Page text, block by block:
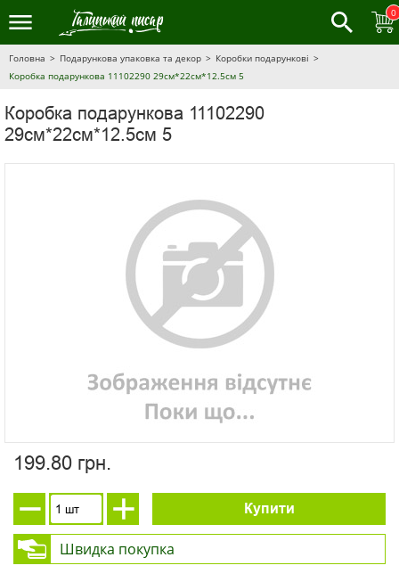
0
Головна Подарункова упаковка та декор
Коробки подарункові
Коробка подарункова 11102290 29см*22см*12.5см 5
Коробка подарункова 11102290
29см*22см*12.5см 5
199.80 грн.
Купити
Швидка покупка